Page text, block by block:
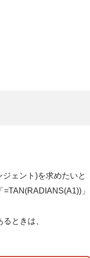
ェント)を求めたいと
」
ときは、